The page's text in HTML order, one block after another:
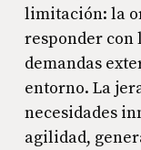
limitación: la
responder con
demandas
entorno. La
necesidades
agilidad,